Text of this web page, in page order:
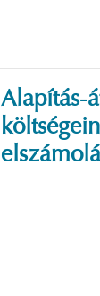
Alapítás-